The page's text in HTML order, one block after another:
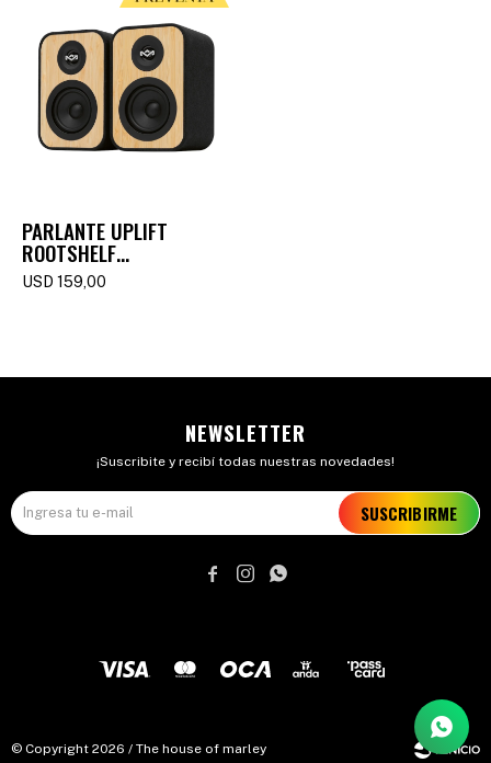
PARLANTE UPLIFT
ROOTSHELF
(BLUETOOTH)
USD 159,00
NEWSLETTER
¡Suscribite y recibí todas nuestras novedades!
SUSCRIBIRME
  
© Copyright 2026 / The house of marley